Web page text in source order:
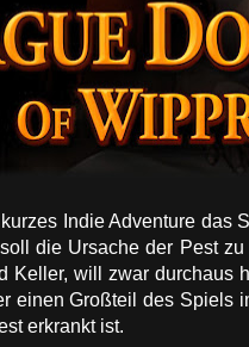
Indie Adventure das
die Ursache der Pest
Keller, will zwar
einen Großteil des
erkrankt ist.